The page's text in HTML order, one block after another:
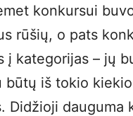
konkursui
rūšių, o pats
į kategorijas – jų
būtų iš tokio
Didžioji dauguma